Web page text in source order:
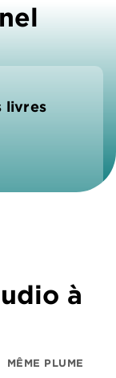
livres
à
MÊME PLUME